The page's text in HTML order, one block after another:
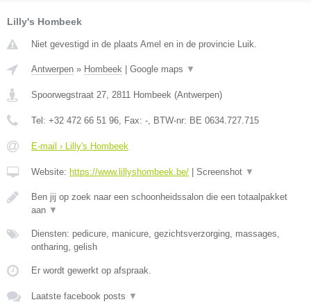
Lilly's Hombeek
Niet gevestigd in de plaats Amel en in de provincie Luik.
Antwerpen » Hombeek Google maps ▼
Spoorwegstraat 27, 2811 Hombeek (Antwerpen)
Tel: +32 472 66 51 96, Fax: -, BTW-nr: BE 0634.727.715
E-mail › Lilly's Hombeek
Website: https://www.lillyshombeek.be/ Screenshot ▼
Ben jij op zoek naar een schoonheidssalon die een totaalpakket
aan ▼
Diensten: pedicure, manicure, gezichtsverzorging, massages,
ontharing, gelish
Er wordt gewerkt op afspraak.
Laatste facebook posts ▼